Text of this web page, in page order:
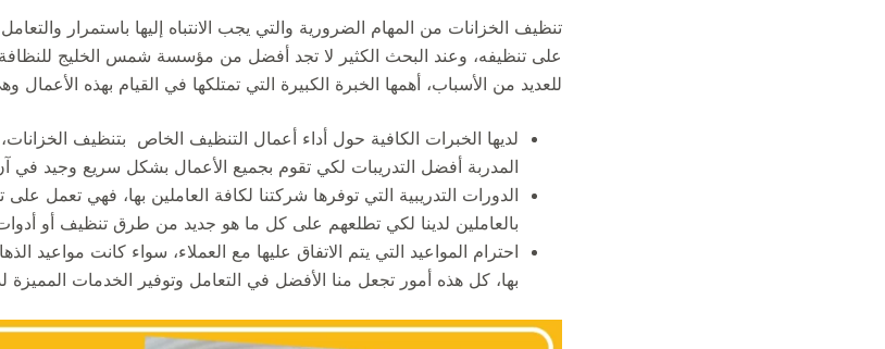
تنظيف الخزانات من المهام الضرورية والتي يجب الانتباه إليها باستمرار
للعديد من الأسباب، أهمها الخبرة الكبيرة التي تمتلكها في القيام بهذه الأعمال
لديها الخبرات الكافية حول أداء أعمال التنظيف الخاص بتنظيف
المدربة أفضل التدريبات لكي تقوم بجميع الأعمال بشكل سريع وجيد في
الدورات التدريبية التي توفرها شركتنا لكافة العاملين بها، فهي تعمل
بالعاملين لدينا لكي تطلعهم على كل ما هو جديد من طرق تنظيف أو أدوات
احترام المواعيد التي يتم الاتفاق عليها مع العملاء، سواء كانت مواعيد
بها، كل هذه أمور تجعل منا الأفضل في التعامل وتوفير الخدمات المميزة